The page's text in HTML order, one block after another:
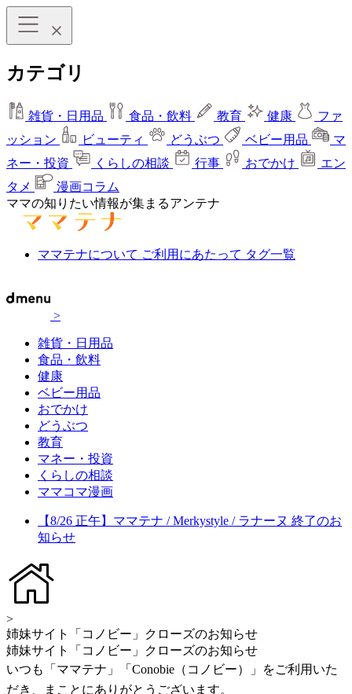
カテゴリ
雑貨・日用品 食品・飲料 教育 健康
ファ
ッション
ビューティ どうぶつ ベビー用品
マ
ネー・投資
くらしの相談 行事 おでかけ
エン
タメ
漫画コラム
ママの知りたい情報が集まるアンテナ
ママテナについて ご利用にあたって タグ一覧
>
雑貨・日用品
食品・飲料
健康
ベビー用品
おでかけ
どうぶつ
教育
マネー・投資
くらしの相談
ママコマ漫画
【8/26 正午】ママテナ / Merkystyle / ラナーヌ 終了のお
知らせ
>
姉妹サイト「コノビー」クローズのお知らせ
姉妹サイト「コノビー」クローズのお知らせ
いつも「ママテナ」「Conobie（コノビー）」をご利用いた
だき、まことにありがとうございます。